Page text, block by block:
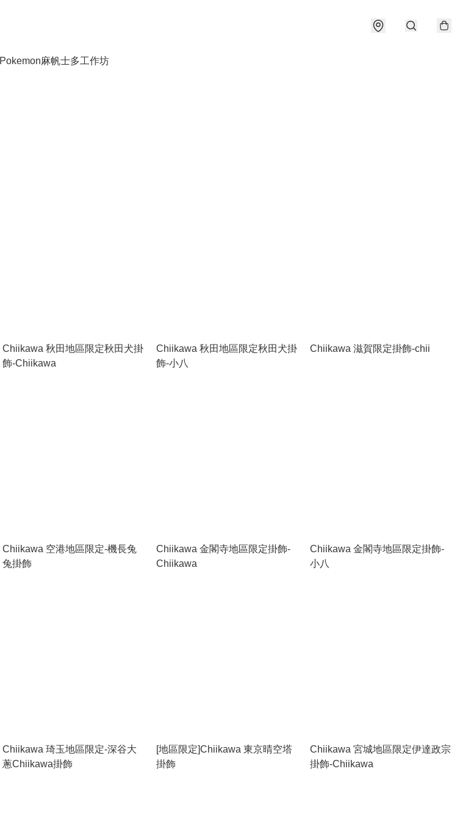
Pokemon麻帆士多工作坊
Chiikawa 秋田地區限定秋田犬掛
飾-Chiikawa
Chiikawa 秋田地區限定秋田犬掛
飾-小八
Chiikawa 滋賀限定掛飾-chii
Chiikawa 空港地區限定-機長兔
兔掛飾
Chiikawa 金閣寺地區限定掛飾-
Chiikawa
Chiikawa 金閣寺地區限定掛飾-
小八
Chiikawa 琦玉地區限定-深谷大
蔥Chiikawa掛飾
[地區限定]Chiikawa 東京晴空塔
掛飾
Chiikawa 宮城地區限定伊達政宗
掛飾-Chiikawa